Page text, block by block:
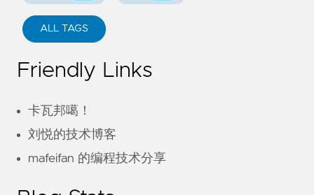
ALL TAGS
Friendly Links
卡瓦邦噶！
刘悦的技术博客
mafeifan 的编程技术分享